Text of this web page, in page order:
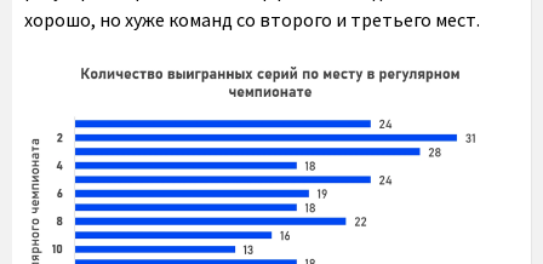
хорошо, но хуже команд со второго и третьего мест.